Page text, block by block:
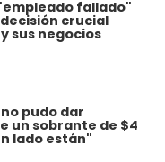
fallado"
crucial
sus negocios
pudo dar
un sobrante de $4
lado están"